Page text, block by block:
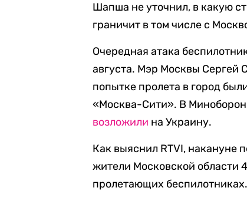
Шапша не уточнил, в какую
граничит в том числе с
Очередная атака
августа. Мэр Москвы Сергей
попытке пролета в город
«Москва-Сити». В
возложили на Украину.
Как выяснил RTVI, накануне
жители Московской области
пролетающих беспилотниках.